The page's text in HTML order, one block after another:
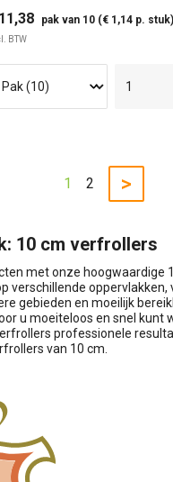
aan winkelwagen
pak van 10 (€ 1,14 p. stuk)
BTW
5 CM 10 CM
1 2 >
10 cm verfrollers
met onze hoogwaardige
verschillende
gebieden en moeilijk
u moeiteloos en snel kunt
professionele
van 10 cm.